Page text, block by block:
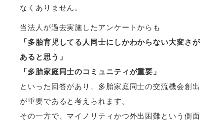
なくありません。
当法人が過去実施したアンケートからも
「多胎育児してる人同士にしかわからない大変さが
あると思う」
「多胎家庭同士のコミュニティが重要」
といった回答があり、多胎家庭同士の交流機会創出
が重要であると考えられます。
その一方で、マイノリティかつ外出困難という側面